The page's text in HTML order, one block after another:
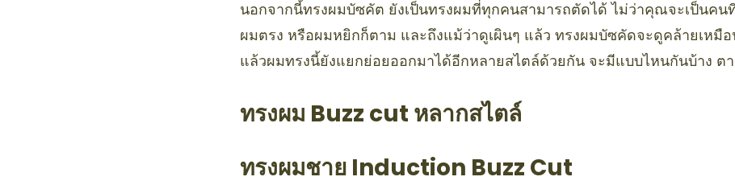
นอกจากนี้ทรงผมบัซคัต ยังเป็นทรงผมที่ทุกคนสามารถตัดได้ ไม่ว่าคุณจะเป็นค
ผมตรง หรือผมหยิกก็ตาม และถึงแม้ว่าดูเผินๆ แล้ว ทรงผมบัซคัดจะดูคล้ายเหมื
แล้วผมทรงนี้ยังแยกย่อยออกมาได้อีกหลายสไตล์ด้วยกัน จะมีแบบไหนกันบ้าง ต
ทรงผม Buzz cut หลากสไตล์
ทรงผมชาย Induction Buzz Cut